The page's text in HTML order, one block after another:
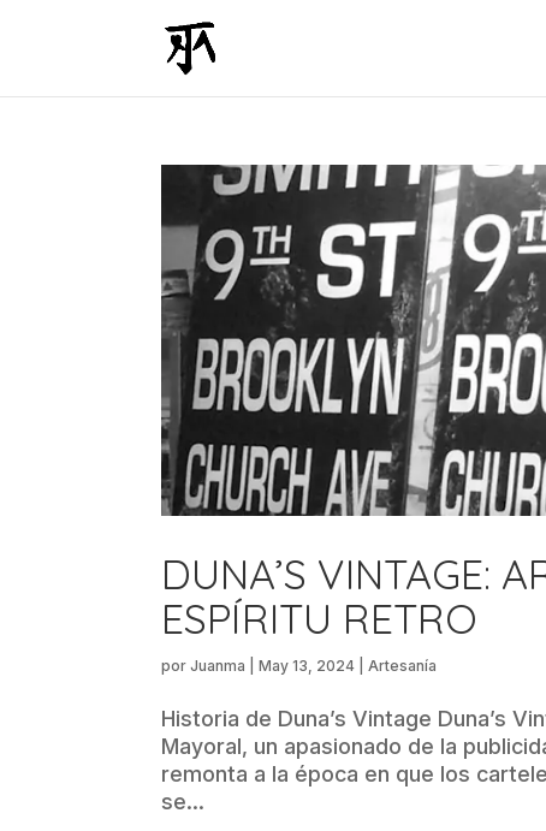
DUNA’S VINTAGE:
ESPÍRITU RETRO
porJuanma |May 13, 2024 Artesanía
Historia de Duna’s Vintage Duna’s
Mayoral, un apasionado de la
remonta a la época en que los
se...